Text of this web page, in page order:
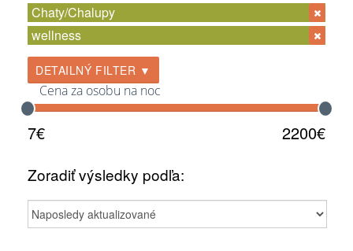
Chaty/Chalupy
wellness
DETAILNÝ FILTER ▼
Cena za osobu na noc
7€ 2200€
Zoradiť výsledky podľa: